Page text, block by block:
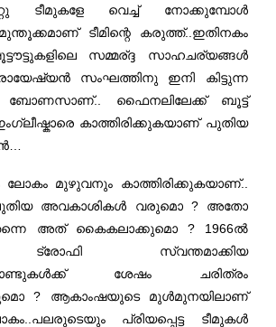
ടീമുകളേ വെച്ച് നോക്കുമ്പോള്‍
ടീമിന്റെ കരുത്ത്..ഇതിനകം
സമ്മര്ദ്ദ സാഹചര്യങ്ങള്‍
സംഘത്തിനു ഇനി കിട്ടുന്ന
ബോണസാണ്.. ഫൈനലിലേക്ക് ബൂട്ട്
കാത്തിരിക്കുകയാണ് പുതിയ
മുഴുവനും കാത്തിരിക്കുകയാണ്..
പുതിയ അവകാശികള്‍ വരുമൊ ? അതോ
അത് കൈകലാക്കുമൊ ? 1966ല്‍
സ്വന്തമാക്കിയ
ശേഷം ചരിത്രം
? ആകാംഷയുടെ മുള്‍മുനയിലാണ്
പ്രിയപ്പെട്ട ടീമുകള്‍